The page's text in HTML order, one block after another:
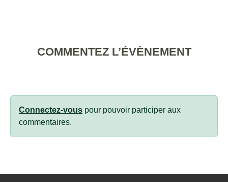
COMMENTEZ L’ÉVÈNEMENT
Connectez-vous pour pouvoir participer aux
commentaires.